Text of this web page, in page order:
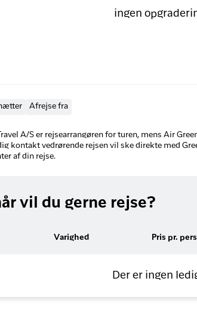
ingen
Afrejse fra
A/S er rejsearrangøren for turen, mens Air
kontakt vedrørende rejsen vil ske direkte med
af din rejse.
vil du gerne rejse?
Varighed Pris pr.
Der er ingen